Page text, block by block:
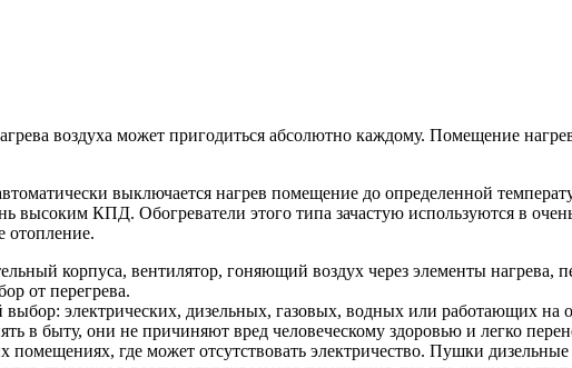
воздуха может пригодиться абсолютно каждому. Помещение
выключается нагрев помещение до определенной
высоким КПД. Обогреватели этого типа зачастую используются в
отопление.
корпуса, вентилятор, гоняющий воздух через элементы нагрева,
от перегрева.
электрических, дизельных, газовых, водных или работающих на
в быту, они не причиняют вред человеческому здоровью и легко
где может отсутствовать электричество. Пушки